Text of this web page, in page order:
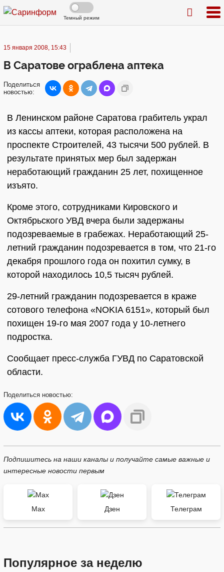
Темный режим
15 января 2008, 15:43
В Саратове ограблена аптека
Поделиться
новостью:
В Ленинском районе Саратова грабитель украл
из кассы аптеки, которая расположена на
проспекте Строителей, 43 тысячи 500 рублей. В
результате принятых мер был задержан
неработающий гражданин 25 лет, похищенное
изъято.
Кроме этого, сотрудниками Кировского и
Октябрьского УВД вчера были задержаны
подозреваемые в грабежах. Неработающий 25-
летний гражданин подозревается в том, что 21-го
декабря прошлого года он похитил сумку, в
которой находилось 10,5 тысяч рублей.
29-летний гражданин подозревается в краже
сотового телефона «NOKIA 6151», который был
похищен 19-го мая 2007 года у 10-летнего
подростка.
Сообщает пресс-служба ГУВД по Саратовской
области.
Поделиться новостью:
Подпишитесь на наши каналы и получайте самые важные и
интересные новости первым
Max Дзен Телеграм
Популярное за неделю